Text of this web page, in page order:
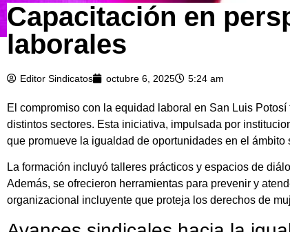
Capacitación en
laborales
Editor Sindicatos octubre 6, 2025 5:24 am
El compromiso con la equidad laboral en San Luis
distintos sectores. Esta iniciativa, impulsada por
que promueve la igualdad de oportunidades en el ámbito
La formación incluyó talleres prácticos y espacios de
Además, se ofrecieron herramientas para prevenir y
organizacional incluyente que proteja los derechos de